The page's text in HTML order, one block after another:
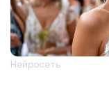
Нейросеть